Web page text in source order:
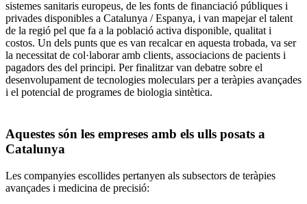
sistemes sanitaris europeus, de les fonts de financiació públiques i
privades disponibles a Catalunya / Espanya, i van mapejar el talent
de la regió pel que fa a la població activa disponible, qualitat i
costos. Un dels punts que es van recalcar en aquesta trobada, va ser
la necessitat de col·laborar amb clients, associacions de pacients i
pagadors des del principi. Per finalitzar van debatre sobre el
desenvolupament de tecnologies moleculars per a teràpies avançades
i el potencial de programes de biologia sintètica.
Aquestes són les empreses amb els ulls posats a
Catalunya
Les companyies escollides pertanyen als subsectors de teràpies
avançades i medicina de precisió: